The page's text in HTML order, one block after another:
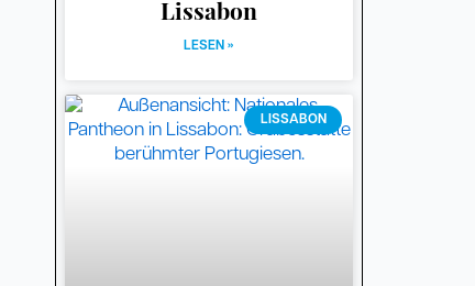
Lissabon
LESEN »
LISSABON